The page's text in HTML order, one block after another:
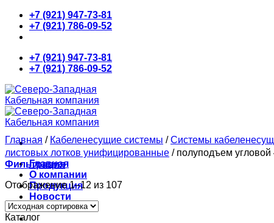
Skip
content
+7 (921) 947-73-81
+7 (921) 786-09-52
+7 (921) 947-73-81
+7 (921) 786-09-52
Главная
О компании
Продукция
Новости
Контакты
Главная / Кабеленесущие системы / Системы
листовых лотков унифицированные /полуподъем угловой
Фильтрация
Отображение 1–12 из 107
Каталог